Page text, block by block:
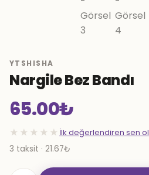
YTSHISHA
Nargile Bez Bandı
65.00₺
★★★★★ İlk değerlendiren sen ol
3 taksit · 21.67₺